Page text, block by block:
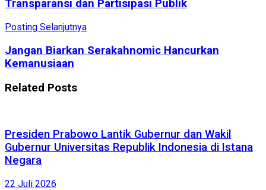
Transparansi dan Partisipasi Publik
Posting Selanjutnya
Jangan Biarkan Serakahnomic Hancurkan
Kemanusiaan
Related Posts
Presiden Prabowo Lantik Gubernur dan Wakil
Gubernur Universitas Republik Indonesia di Istana
Negara
22 Juli 2026